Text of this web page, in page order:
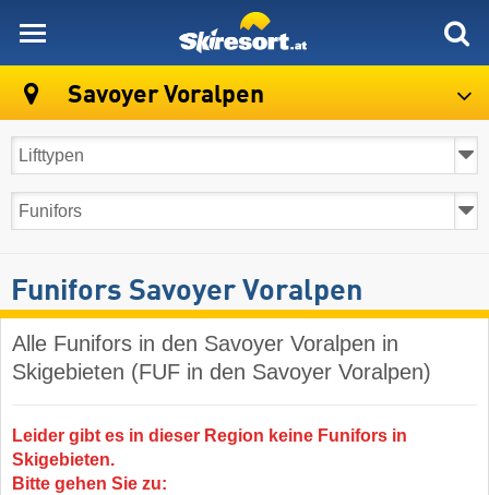
Savoyer Voralpen
Funifors Savoyer Voralpen
Alle Funifors in den Savoyer Voralpen in
Skigebieten (FUF in den Savoyer Voralpen)
Leider gibt es in dieser Region keine Funifors in
Skigebieten.
Bitte gehen Sie zu: